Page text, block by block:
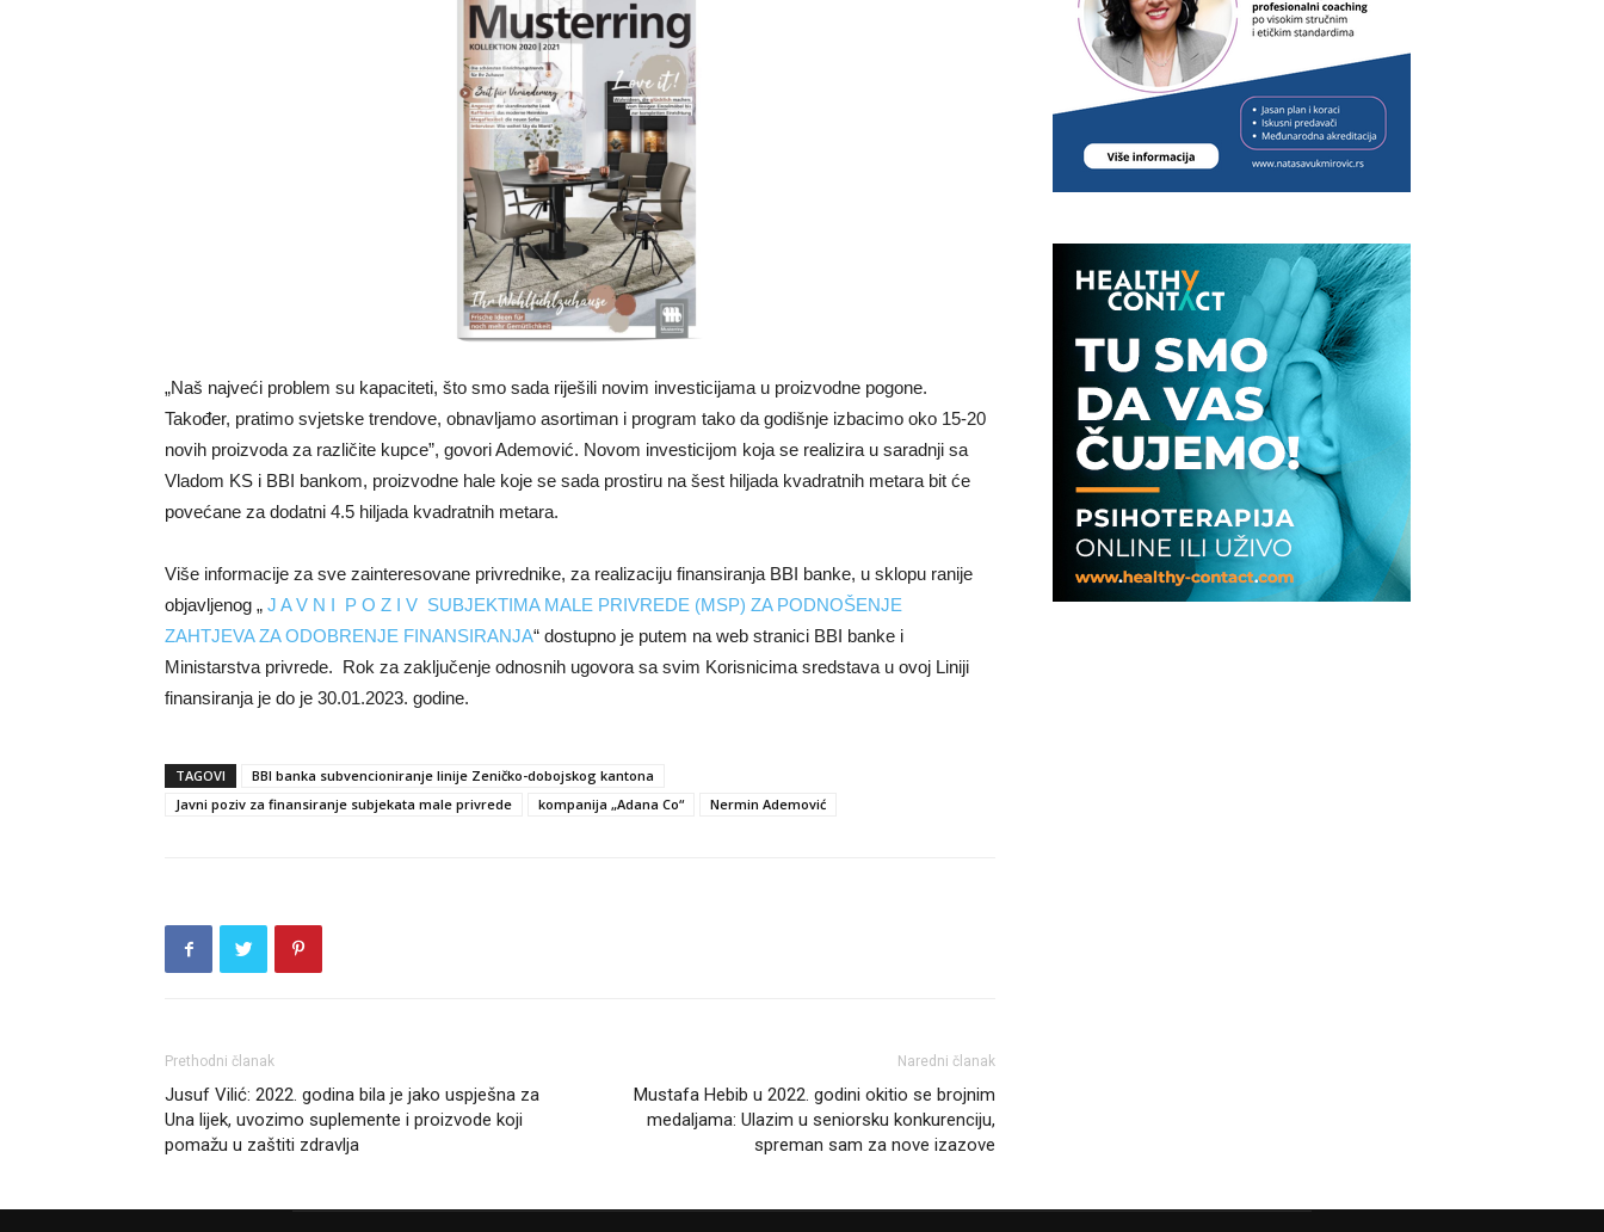
„Naš najveći problem su kapaciteti, što smo sada riješili novim investicijama u proizvodne pogone.
Također, pratimo svjetske trendove, obnavljamo asortiman i program tako da godišnje izbacimo oko 15-20
novih proizvoda za različite kupce”, govori Ademović. Novom investicijom koja se realizira u saradnji sa
Vladom KS i BBI bankom, proizvodne hale koje se sada prostiru na šest hiljada kvadratnih metara bit će
povećane za dodatni 4.5 hiljada kvadratnih metara.
Više informacije za sve zainteresovane privrednike, za realizaciju finansiranja BBI banke, u sklopu ranije
objavljenog „ J A V N I P O Z I V SUBJEKTIMA MALE PRIVREDE (MSP) ZA PODNOŠENJE
ZAHTJEVA ZA ODOBRENJE FINANSIRANJA“ dostupno je putem na web stranici BBI banke i
Ministarstva privrede. Rok za zaključenje odnosnih ugovora sa svim Korisnicima sredstava u ovoj Liniji
finansiranja je do je 30.01.2023. godine.
TAGOVI
BBI banka subvencioniranje linije Zeničko-dobojskog kantona
Javni poziv za finansiranje subjekata male privrede
kompanija „Adana Co“ Nermin Ademović
Prethodni članak
Jusuf Vilić: 2022. godina bila je jako uspješna za
Una lijek, uvozimo suplemente i proizvode koji
pomažu u zaštiti zdravlja
Naredni članak
Mustafa Hebib u 2022. godini okitio se brojnim
medaljama: Ulazim u seniorsku konkurenciju,
spreman sam za nove izazove